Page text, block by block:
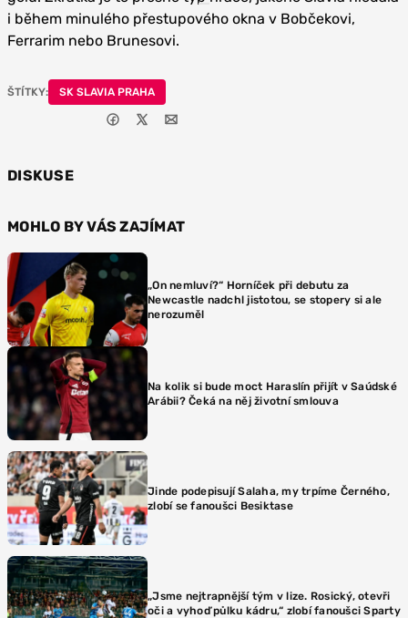
i během minulého přestupového okna v Bobčekovi,
Ferrarim nebo Brunesovi.
ŠTÍTKY: SK SLAVIA PRAHA
DISKUSE
MOHLO BY VÁS ZAJÍMAT
„On nemluví?“ Horníček při debutu za
Newcastle nadchl jistotou, se stopery si ale
nerozuměl
Na kolik si bude moct Haraslín přijít v Saúdské
Arábii? Čeká na něj životní smlouva
Jinde podepisují Salaha, my trpíme Černého,
zlobí se fanoušci Besiktase
„Jsme nejtrapnější tým v lize. Rosický, otevři
oči a vyhoď půlku kádru,“ zlobí fanoušci Sparty